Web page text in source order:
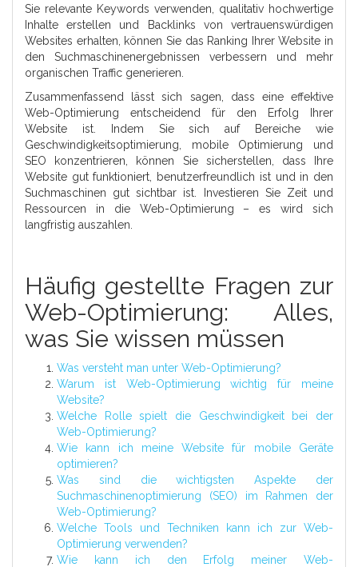
Sie relevante Keywords verwenden, qualitativ hochwertige
Inhalte erstellen und Backlinks von vertrauenswürdigen
Websites erhalten, können Sie das Ranking Ihrer Website in
den Suchmaschinenergebnissen verbessern und mehr
organischen Traffic generieren.
Zusammenfassend lässt sich sagen, dass eine effektive
Web-Optimierung entscheidend für den Erfolg Ihrer
Website ist. Indem Sie sich auf Bereiche wie
Geschwindigkeitsoptimierung, mobile Optimierung und
SEO konzentrieren, können Sie sicherstellen, dass Ihre
Website gut funktioniert, benutzerfreundlich ist und in den
Suchmaschinen gut sichtbar ist. Investieren Sie Zeit und
Ressourcen in die Web-Optimierung – es wird sich
langfristig auszahlen.
Häufig gestellte Fragen zur
Web-Optimierung: Alles,
was Sie wissen müssen
Was versteht man unter Web-Optimierung?
Warum ist Web-Optimierung wichtig für meine
Website?
Welche Rolle spielt die Geschwindigkeit bei der
Web-Optimierung?
Wie kann ich meine Website für mobile Geräte
optimieren?
Was sind die wichtigsten Aspekte der
Suchmaschinenoptimierung (SEO) im Rahmen der
Web-Optimierung?
Welche Tools und Techniken kann ich zur Web-
Optimierung verwenden?
Wie kann ich den Erfolg meiner Web-